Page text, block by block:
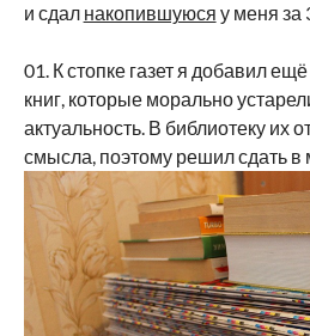
и сдал накопившуюся у меня за
01. К стопке газет я добавил
книг, которые морально
актуальность. В библиотеку их
смысла, поэтому решил сдать в